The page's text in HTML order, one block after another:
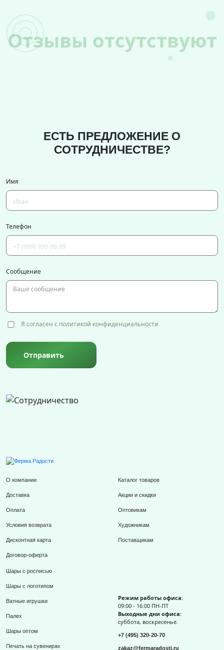
Отзывы отсутствуют
ЕСТЬ ПРЕДЛОЖЕНИЕ О
СОТРУДНИЧЕСТВЕ?
Имя
Телефон
Сообщение
Я согласен с политикой конфиденциальности
Отправить
О компании
Доставка
Оплата
Условия возврата
Дисконтная карта
Договор-оферта
Каталог товаров
Акции и скидки
Оптовикам
Художникам
Поставщикам
Шары с росписью
Шары с логотипом
Ватные игрушки
Палех
Шары оптом
Печать на сувенирах
Режим работы офиса:
09:00 - 16:00 ПН-ПТ
Выходные дни офиса:
суббота, воскресенье.
+7 (495) 320-20-70
zakaz@fermaradosti.ru